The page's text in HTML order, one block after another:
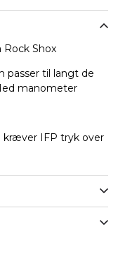
Shox
passer til langt de
manometer
IFP tryk over